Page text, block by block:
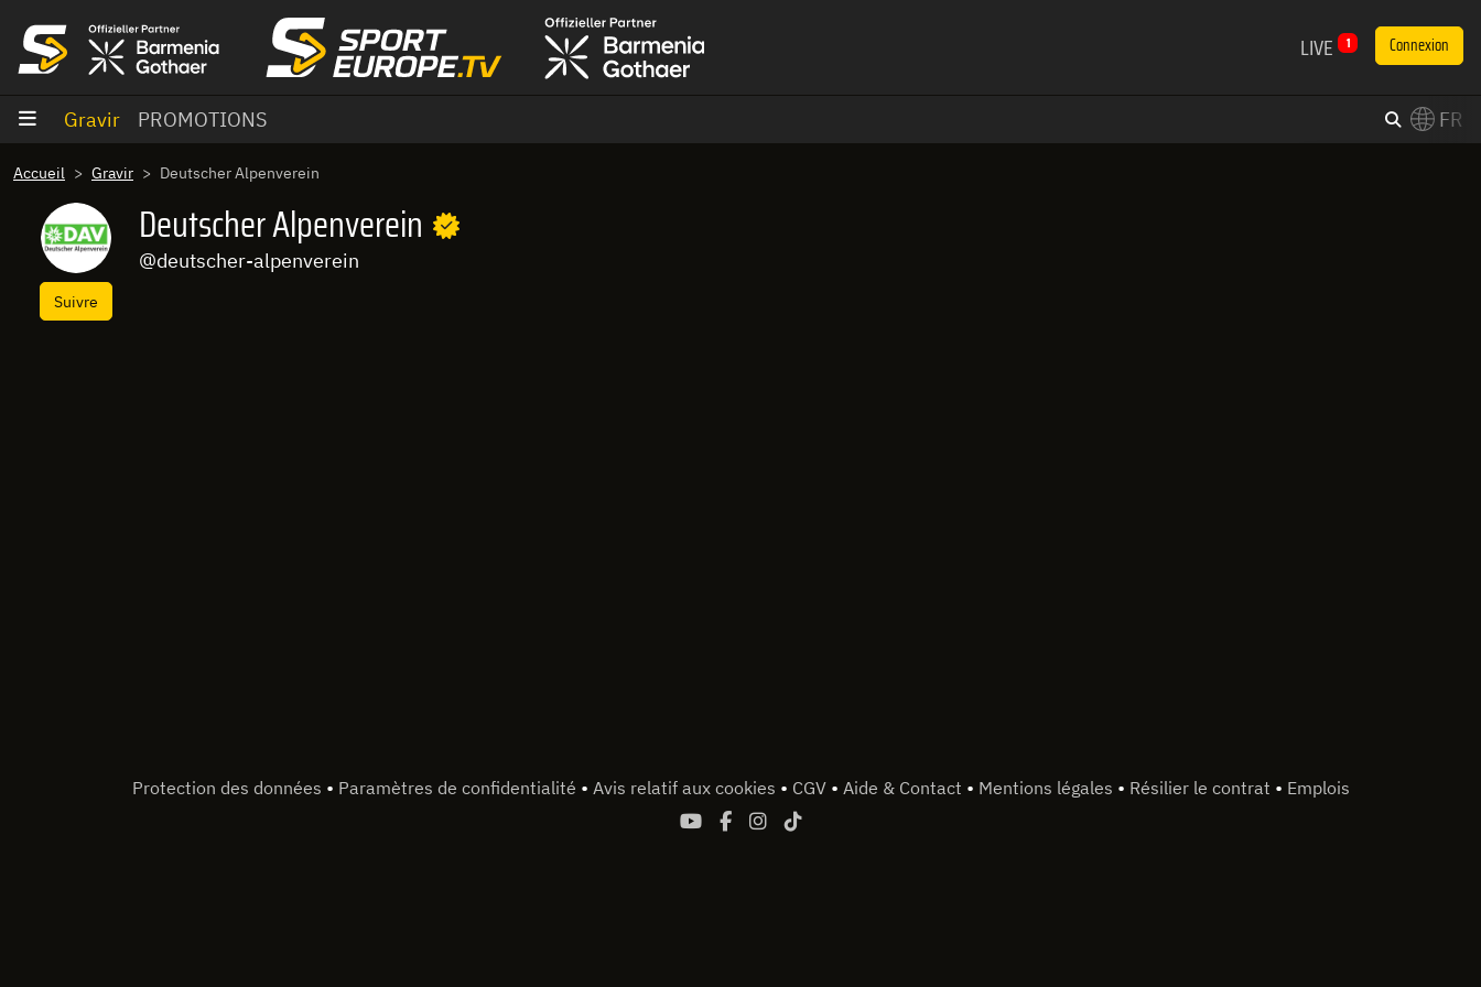
LIVE 1 Connexion
Gravir PROMOTIONS FR
Accueil Gravir Deutscher Alpenverein
Suivre
Deutscher Alpenverein
@deutscher-alpenverein
Protection des données • Paramètres de confidentialité • Avis relatif aux cookies • CGV • Aide & Contact • Mentions légales • Résilier le contrat • Emplois